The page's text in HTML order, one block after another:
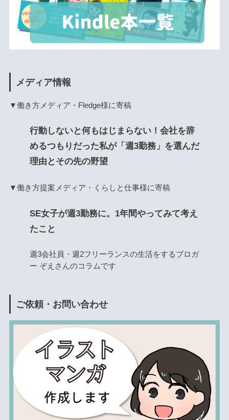
メディア情報
▼働き方メディア・Fledge様に寄稿
行動しないと何もはじまらない！会社を辞
めるつもりだった私が「週3勤務」を選んだ
理由とその先の野望
▼働き方提案メディア・くらしと仕事様に寄稿
SE女子が週3勤務に。1年間やってみて考え
たこと
週3会社員・週2フリーランスの生活をするブロガ
ー ぞえさんのコラムです
ご依頼・お問い合わせ